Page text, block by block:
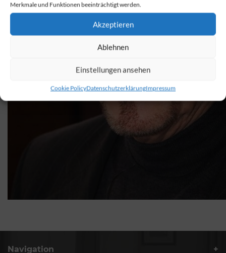
Merkmale und Funktionen beeinträchtigt werden.
Akzeptieren
Ablehnen
Einstellungen ansehen
Cookie PolicyDatenschutzerklärungImpressum
Navigation